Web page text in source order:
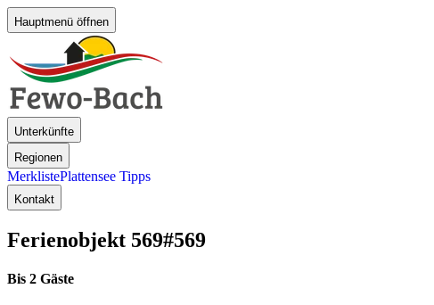
Hauptmenü öffnen
Unterkünfte
Regionen
MerklistePlattensee Tipps
Kontakt
Ferienobjekt 569#569
Bis 2 Gäste